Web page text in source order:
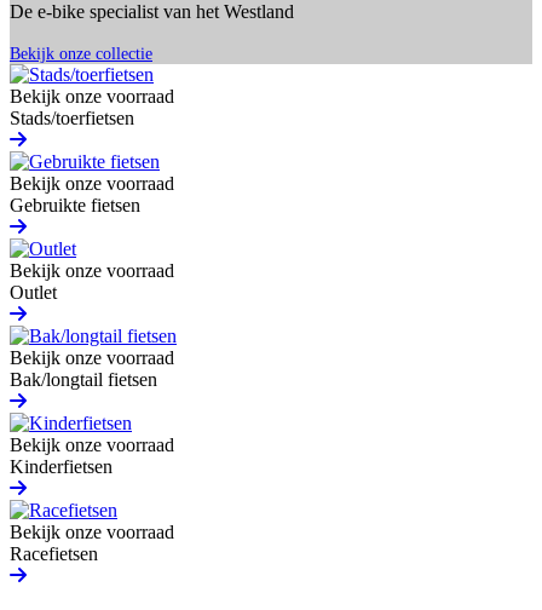
De e-bike specialist van het Westland
Bekijk onze collectie
Bekijk onze voorraad
Stads/toerfietsen
Bekijk onze voorraad
Gebruikte fietsen
Bekijk onze voorraad
Outlet
Bekijk onze voorraad
Bak/longtail fietsen
Bekijk onze voorraad
Kinderfietsen
Bekijk onze voorraad
Racefietsen